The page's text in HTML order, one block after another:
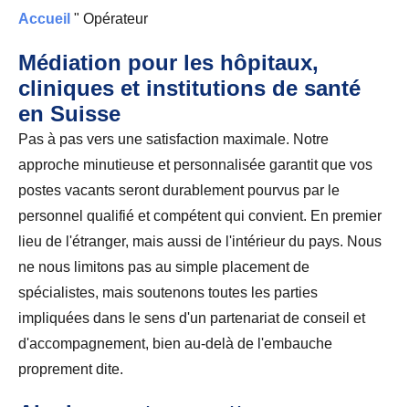
Accueil " Opérateur
Médiation pour les hôpitaux,
cliniques et institutions de santé
en Suisse
Pas à pas vers une satisfaction maximale. Notre
approche minutieuse et personnalisée garantit que vos
postes vacants seront durablement pourvus par le
personnel qualifié et compétent qui convient. En premier
lieu de l'étranger, mais aussi de l'intérieur du pays. Nous
ne nous limitons pas au simple placement de
spécialistes, mais soutenons toutes les parties
impliquées dans le sens d'un partenariat de conseil et
d'accompagnement, bien au-delà de l'embauche
proprement dite.